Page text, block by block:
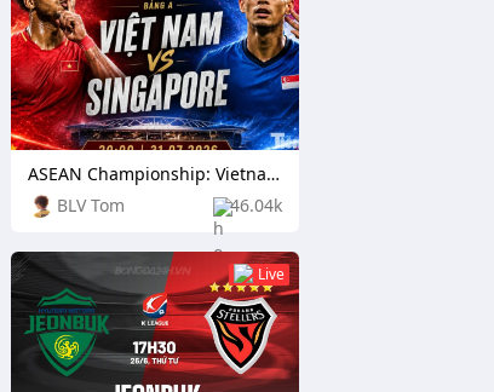
BLV Tom 46.04k
ASEAN Championship: Vietnam vs Singapore
Live